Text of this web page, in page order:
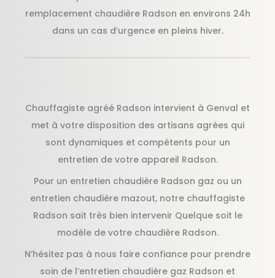
remplacement chaudière Radson en environs 24h
dans un cas d’urgence en pleins hiver.
Chauffagiste agréé Radson intervient à Genval et
met à votre disposition des artisans agrées qui
sont dynamiques et compétents pour un
entretien de votre appareil Radson.
Pour un entretien chaudière Radson gaz ou un
entretien chaudière mazout, notre chauffagiste
Radson sait très bien intervenir Quelque soit le
modèle de votre chaudière Radson.
N’hésitez pas à nous faire confiance pour prendre
soin de l’entretien chaudière gaz Radson et